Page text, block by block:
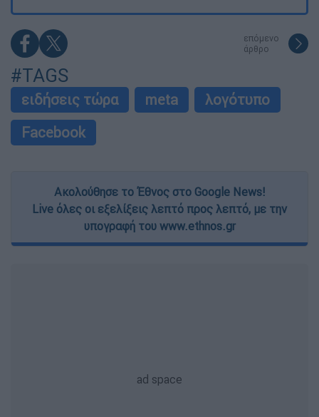
επόμενο
άρθρο
#TAGS
ειδήσεις τώρα meta
λογότυπο
Facebook
Ακολούθησε το Έθνος στο Google News!
Live όλες οι εξελίξεις λεπτό προς λεπτό, με την
υπογραφή του www.ethnos.gr